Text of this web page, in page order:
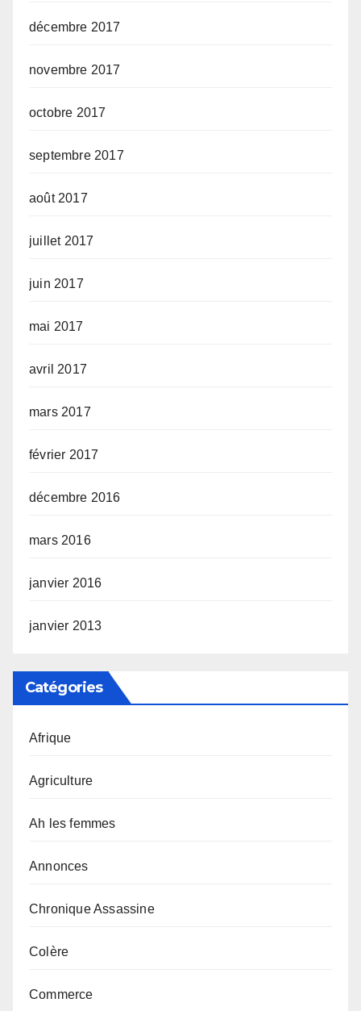
décembre 2017
novembre 2017
octobre 2017
septembre 2017
août 2017
juillet 2017
juin 2017
mai 2017
avril 2017
mars 2017
février 2017
décembre 2016
mars 2016
janvier 2016
janvier 2013
Catégories
Afrique
Agriculture
Ah les femmes
Annonces
Chronique Assassine
Colère
Commerce